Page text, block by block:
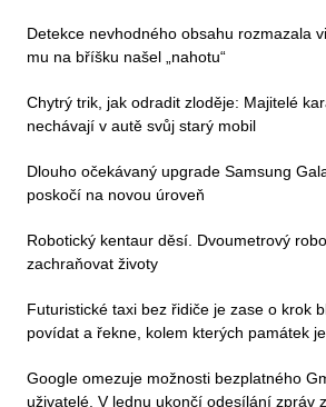
Detekce nevhodného obsahu rozmazala
mu na bříšku našel „nahotu“
Chytrý trik, jak odradit zloděje: Majitelé
nechávají v autě svůj starý mobil
Dlouho očekávaný upgrade Samsung
poskočí na novou úroveň
Robotický kentaur děsí. Dvoumetrový
zachraňovat životy
Futuristické taxi bez řidiče je zase o krok
povídat a řekne, kolem kterých památek
Google omezuje možnosti bezplatného
uživatelé. V lednu ukončí odesílání zpráv